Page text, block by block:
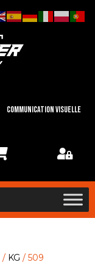
Communication visuelle
/ KG / 509